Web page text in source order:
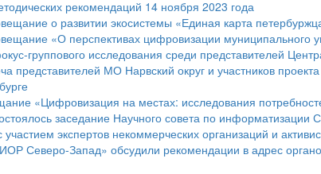
рекомендаций 14 ноября 2023 года
о развитии экосистемы «Единая карта
«О перспективах цифровизации муниципального
группового исследования среди представителей
представителей МО Нарвский округ и участников
«Цифровизация на местах: исследования
заседание Научного совета по информатизации
участием экспертов некоммерческих организаций и
Северо-Запад» обсудили рекомендации в адрес